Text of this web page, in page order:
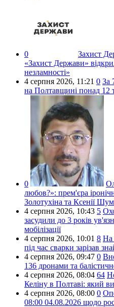
0 Захист
«Захист Держави»
незламності»
4 серпня 2026, 11:21 0 За
на Полтавщині понад 12
0
любов?»: прем'єра
Золотухіна та Ксенії
4 серпня 2026, 10:43 5
засудили до 3 років
мобілізації
4 серпня 2026, 10:01 8 На
під час сварки зарізав
4 серпня 2026, 09:47 0
136 дронами та
4 серпня 2026, 08:04 64
Келіну в Полтаві: який
4 серпня 2026, 08:00 0
08:00 04.08.2026 щодо